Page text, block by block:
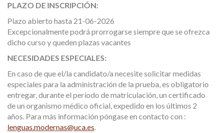
PLAZO DE INSCRIPCIÓN:
Plazo abierto hasta 21-06-2026
Excepcionalmente podrá prorrogarse siempre que se ofrezca
dicho curso y queden plazas vacantes
NECESIDADES ESPECIALES:
En caso de que el/la candidato/a necesite solicitar medidas
especiales para la administración de la prueba, es obligatorio
entregar, durante el período de matriculación, un certificado
de un organismo médico oficial, expedido en los últimos 2
años. Para más información póngase en contacto con :
lenguas.modernas@uca.es.